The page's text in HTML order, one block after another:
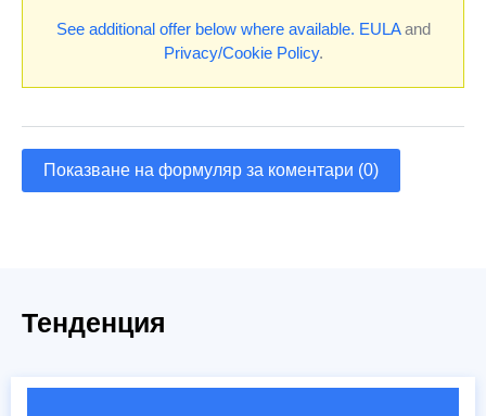
See additional offer below where available. EULAand
Privacy/Cookie Policy.
Показване на формуляр за коментари (0)
Тенденция